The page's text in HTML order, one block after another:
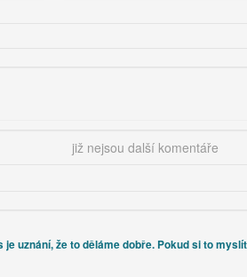
již nejsou další komentáře
je uznání, že to děláme dobře. Pokud si to